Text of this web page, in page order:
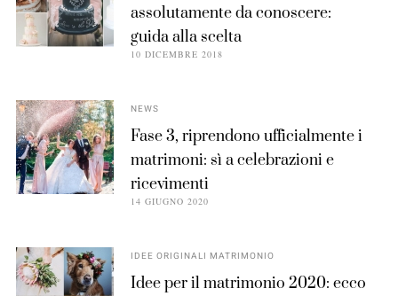
assolutamente da conoscere:
guida alla scelta
10 DICEMBRE 2018
NEWS
Fase 3, riprendono ufficialmente i
matrimoni: sì a celebrazioni e
ricevimenti
14 GIUGNO 2020
IDEE ORIGINALI MATRIMONIO
Idee per il matrimonio 2020: ecco